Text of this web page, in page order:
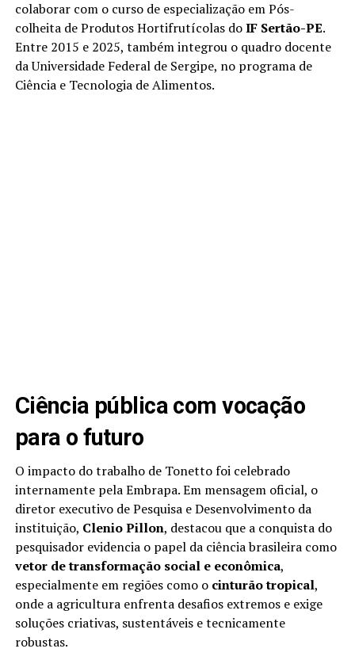
colaborar com o curso de especialização em Pós-
colheita de Produtos Hortifrutícolas doIF Sertão-PE.
Entre 2015 e 2025, também integrou o quadro docente
da Universidade Federal de Sergipe, no programa de
Ciência e Tecnologia de Alimentos.
Ciência pública com vocação
para o futuro
O impacto do trabalho de Tonetto foi celebrado
internamente pela Embrapa. Em mensagem oficial, o
diretor executivo de Pesquisa e Desenvolvimento da
instituição, Clenio Pillon, destacou que a conquista do
pesquisador evidencia o papel da ciência brasileira como
vetor de transformação social e econômica,
especialmente em regiões como o cinturão tropical,
onde a agricultura enfrenta desafios extremos e exige
soluções criativas, sustentáveis e tecnicamente
robustas.